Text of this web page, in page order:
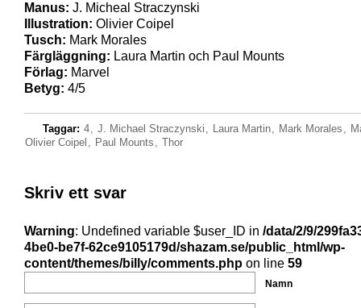
Manus: J. Micheal Straczynski
Illustration: Olivier Coipel
Tusch: Mark Morales
Färgläggning: Laura Martin och Paul Mounts
Förlag: Marvel
Betyg: 4/5
Taggar: 4, J. Michael Straczynski , Laura Martin, Mark Morales ,
Olivier Coipel , Paul Mounts , Thor
Skriv ett svar
Warning: Undefined variable $user_ID in /data/2/9/
4be0-be7f-62ce9105179d/shazam.se/public_html/wp-
content/themes/billy/comments.php on line 59
Namn